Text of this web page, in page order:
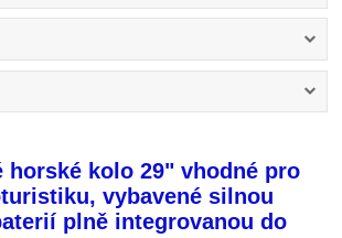
horské kolo 29" vhodné pro
vybavené silnou
plně integrovanou do